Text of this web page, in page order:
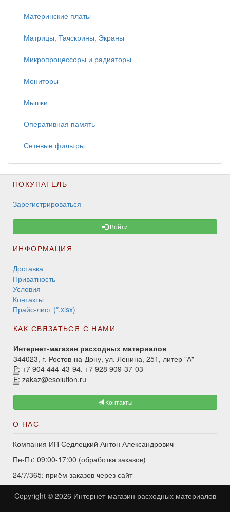
Материнские платы
Матрицы, Тачскрины, Экраны
Микропроцессоры и радиаторы
Мониторы
Мышки
Оперативная память
Сетевые фильтры
ПОКУПАТЕЛЬ
Зарегистрироваться
Войти
ИНФОРМАЦИЯ
Доставка
Приватность
Условия
Контакты
Прайс-лист (*.xlsx)
КАК СВЯЗАТЬСЯ С НАМИ
Интернет-магазин расходных материалов
344023, г. Ростов-на-Дону, ул. Ленина, 251, литер "А"
P: +7 904 444-43-94, +7 928 909-37-03
E: zakaz@esolution.ru
Контакты
О НАС
Компания ИП Седлецкий Антон Александрович
Пн-Пт: 09:00-17:00 (обработка заказов)
24/7/365: приём заказов через сайт
Copyright © 2026 Интернет-магазин расходных материалов